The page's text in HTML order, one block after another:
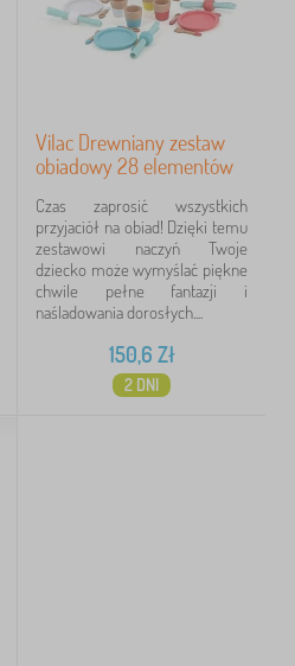
Vilac Drewniany zestaw
obiadowy 28 elementów
Czas zaprosić wszystkich
przyjaciół na obiad! Dzięki temu
zestawowi naczyń Twoje
dziecko może wymyślać piękne
chwile pełne fantazji i
naśladowania dorosłych....
150,6 Zł
2 DNI